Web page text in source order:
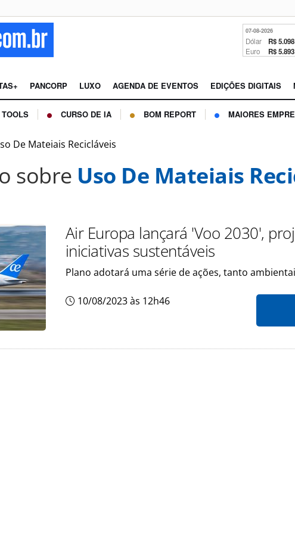
07-08-2026
Dólar R$ 5.098
Euro R$ 5.893
PANCORP LUXO AGENDA DE EVENTOS EDIÇÕES DIGITAIS
CURSO DE IA BOM REPORT MAIORES
De Mateiais Recicláveis
sobre Uso De Mateiais
Air Europa lançará 'Voo 2030',
iniciativas sustentáveis
Plano adotará uma série de ações, tanto
10/08/2023 às 12h46